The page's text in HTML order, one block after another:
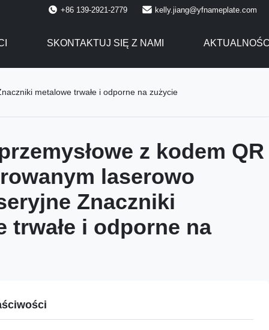
+86 139-2921-2779 kelly.jiang@yfnameplate.com
SKONTAKTUJ SIĘ Z NAMI
metalowe trwałe i odporne na zużycie
z kodem QR
laserowo
Znaczniki
trwałe i odporne na